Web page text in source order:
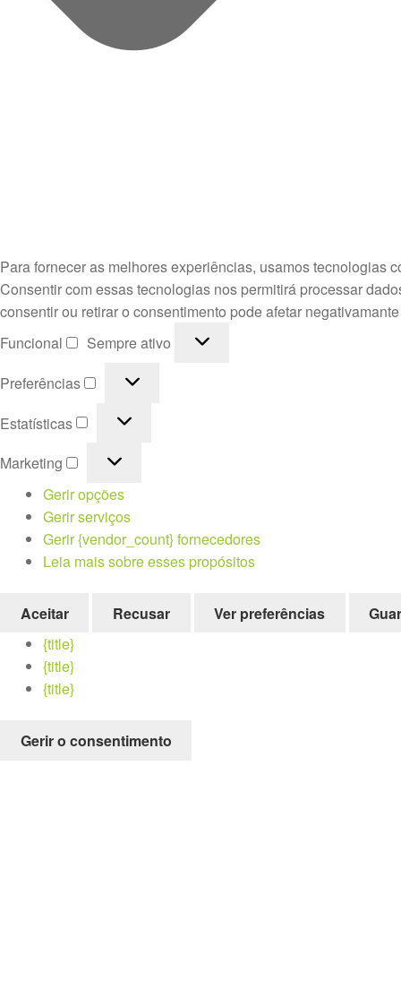
Para fornecer as melhores experiências, usamos tecnologias
Consentir com essas tecnologias nos permitirá processar
consentir ou retirar o consentimento pode afetar
Funcional
Funcional
Sempre ativo
Preferências
Preferências
Estatísticas Estatísticas
Marketing
Marketing
Gerir opções
Gerir serviços
Gerir {vendor_count} fornecedores
Leia mais sobre esses propósitos
Aceitar Recusar Ver preferências
{title}
{title}
{title}
Gerir o consentimento